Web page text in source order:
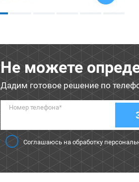
Не можете
Дадим готовое решение по
Номер телефона*
Соглашаюсь на обработку